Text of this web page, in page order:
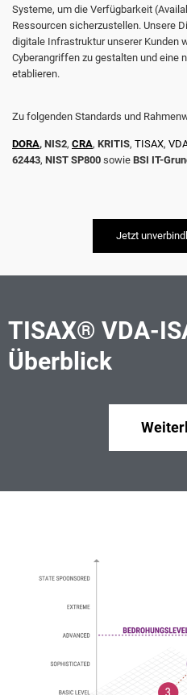
Systeme, um die Verfügbarkeit
Ressourcen sicherzustellen. Unsere
digitale Infrastruktur unserer Kunden
Cyberangriffen zu gestalten und eine
etablieren.
Zu folgenden Standards und
DORA, NIS2, CRA, KRITIS, TISAX,
62443, NIST SP800 sowie BSI IT-
Jetzt
TISAX® VDA-
Überblick